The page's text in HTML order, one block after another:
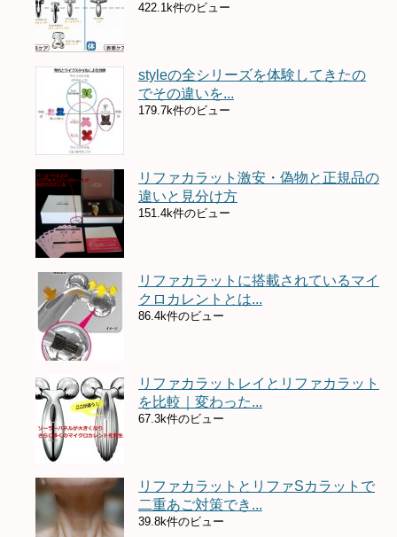
422.1k件のビュー
styleの全シリーズを体験してきたの
でその違いを...
179.7k件のビュー
リファカラット激安・偽物と正規品の
違いと見分け方
151.4k件のビュー
リファカラットに搭載されているマイ
クロカレントとは...
86.4k件のビュー
リファカラットレイとリファカラット
を比較｜変わった...
67.3k件のビュー
リファカラットとリファSカラットで
二重あご対策でき...
39.8k件のビュー